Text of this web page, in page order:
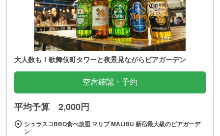
大人数も！歌舞伎町タワーと夜景見ながらビアガーデン
空席確認・予約
平均予算 2,000円
シュラスコBBQ食べ放題 マリブ MALIBU 新宿最大級のビアガーデ
ン